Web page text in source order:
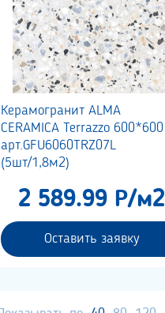
Керамогранит ALMA
CERAMICA Terrazzo 600*600
арт.GFU6060TRZ07L
(5шт/1,8м2)
2 589.99 Р/м2
Оставить заявку